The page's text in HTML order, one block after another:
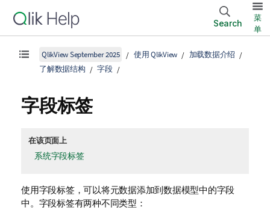
Search
菜
单
QlikView September 2025 使用 QlikView
加载数据介绍
了解数据结构
字段
字段标签
在该页面上
系统字段标签
使用字段标签，可以将元数据添加到数据模型中的字段
中。字段标签有两种不同类型：